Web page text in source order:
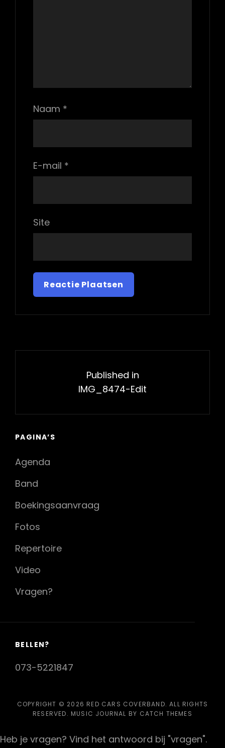
Naam *
E-mail *
Site
Published in
IMG_8474-Edit
PAGINA’S
Agenda
Band
Boekingsaanvraag
Fotos
Repertoire
Video
Vragen?
BELLEN?
073-5221847
COPYRIGHT © 2026 RED CARS COVERBAND. ALL RIGHTS
RESERVED. MUSIC JOURNAL BY CATCH THEMES
Heb je vragen? Vind het antwoord bij "vragen".